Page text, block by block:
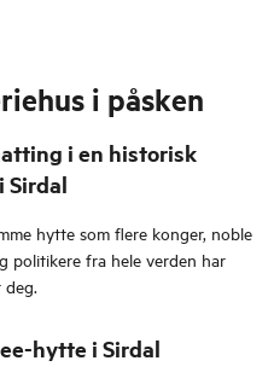
i påsken
i en historisk
Sirdal
hytte som flere konger, noble
politikere fra hele verden har
hytte i Sirdal